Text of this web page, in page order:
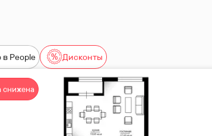
в People Дисконты
снижена